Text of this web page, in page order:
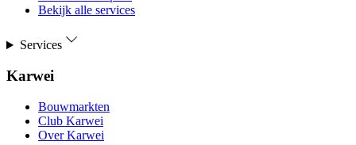
Bekijk alle services
Services
Karwei
Bouwmarkten
Club Karwei
Over Karwei